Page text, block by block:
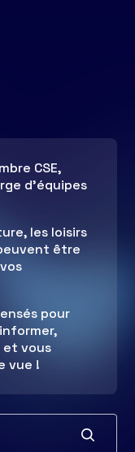
CSE,
d’équipes
les loisirs
être
pour
et vous
vue !